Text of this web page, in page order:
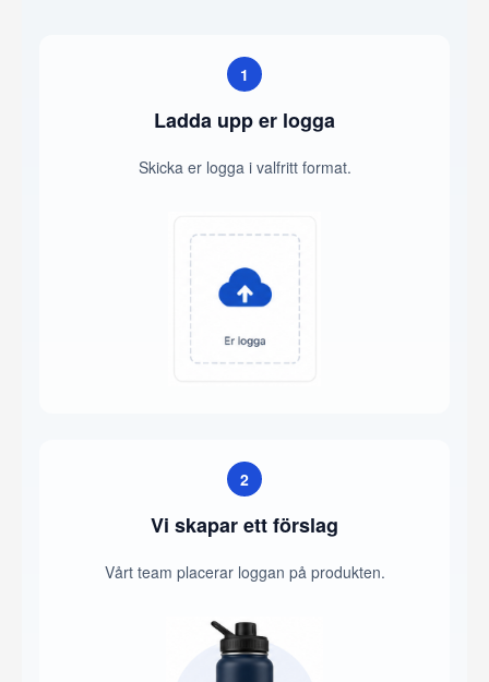
1
Ladda upp er logga
Skicka er logga i valfritt format.
2
Vi skapar ett förslag
Vårt team placerar loggan på produkten.